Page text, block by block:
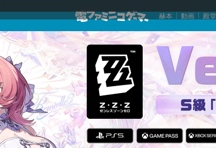
赫本 動画 殿